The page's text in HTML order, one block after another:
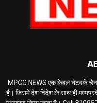
MPCG NEWS एक केबल नेटवर्क
है। जिसमें देश विदेश के साथ ही